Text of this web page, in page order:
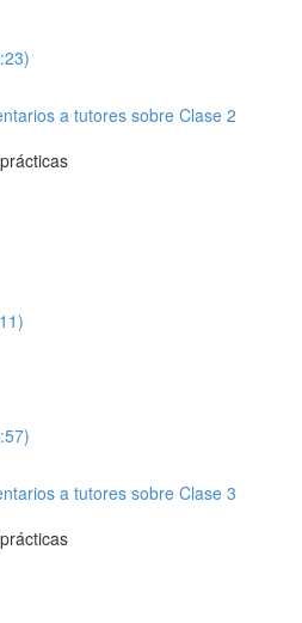
a tutores sobre Clase 2
a tutores sobre Clase 3